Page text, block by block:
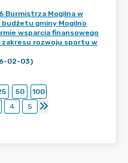
Burmistrza Mogilna w
gminy Mogilno
wsparcia finansowego
zakresu rozwoju sportu w
02-03)
50
100
4 5